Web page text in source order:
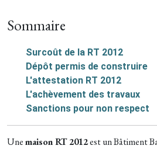
Sommaire
Surcoût de la RT 2012
Dépôt permis de construire
L'attestation RT 2012
L'achèvement des travaux
Sanctions pour non respect
Unemaison RT 2012est un Bâtiment